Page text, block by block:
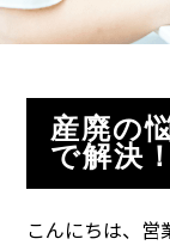
産廃の
で解決！
こんにちは、営